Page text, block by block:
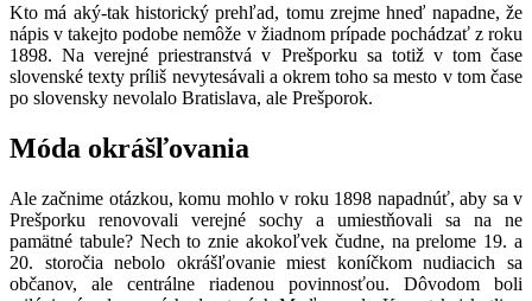
Kto má aký-tak historický prehľad, tomu zrejme hneď napadne, že
nápis v takejto podobe nemôže v žiadnom prípade pochádzať z roku
1898. Na verejné priestranstvá v Prešporku sa totiž v tom čase
slovenské texty príliš nevytesávali a okrem toho sa mesto v tom čase
po slovensky nevolalo Bratislava, ale Prešporok.
Móda okrášľovania
Ale začnime otázkou, komu mohlo v roku 1898 napadnúť, aby sa v
Prešporku renovovali verejné sochy a umiestňovali sa na ne
pamätné tabule? Nech to znie akokoľvek čudne, na prelome 19. a
20. storočia nebolo okrášľovanie miest koníčkom nudiacich sa
občanov, ale centrálne riadenou povinnosťou. Dôvodom boli